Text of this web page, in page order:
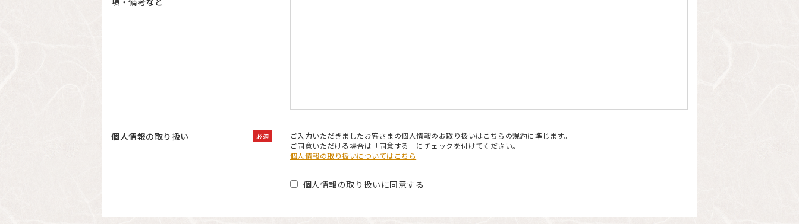
個人情報の取り扱い 必須
ご入力いただきましたお客さまの個人情報のお取り扱いはこちらの規約に準じます。
ご同意いただける場合は「同意する」にチェックを付けてください。
個人情報の取り扱いについてはこちら
個人情報の取り扱いに同意する